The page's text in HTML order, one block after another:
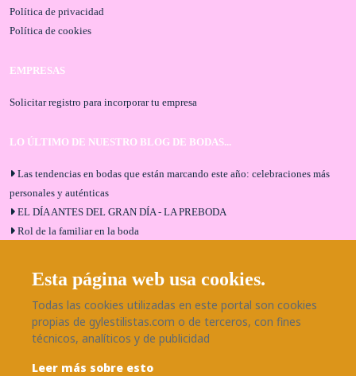
Política de privacidad
Política de cookies
EMPRESAS
Solicitar registro para incorporar tu empresa
LO ÚLTIMO DE NUESTRO BLOG DE BODAS...
Las tendencias en bodas que están marcando este año: celebraciones más
personales y auténticas
EL DÍA ANTES DEL GRAN DÍA - LA PREBODA
Rol de la familiar en la boda
Bodas en Alhaurín de la Torre: entrevista exclusiva con Bodaeventos
Málaga
¿Cómo será tu boda?
Blog de bodas
SÍGUENOS EN NUESTRAS REDES
Esta página web usa cookies.
Todas las cookies utilizadas en este portal son cookies
propias de gylestilistas.com o de terceros, con fines
técnicos, analíticos y de publicidad
Leer más sobre esto